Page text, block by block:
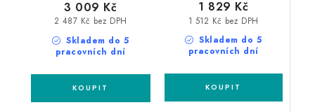
Skladem do 5
pracovních dní
2 487 Kč bez DPH
3 009 Kč
Skladem do 5
pracovních dní
1 512 Kč bez DPH
1 829 Kč